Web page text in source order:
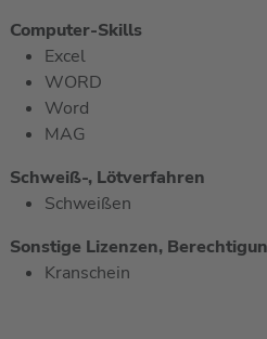
Computer-Skills
Excel
WORD
Word
MAG
Schweiß-, Lötverfahren
Schweißen
Sonstige Lizenzen,
Kranschein